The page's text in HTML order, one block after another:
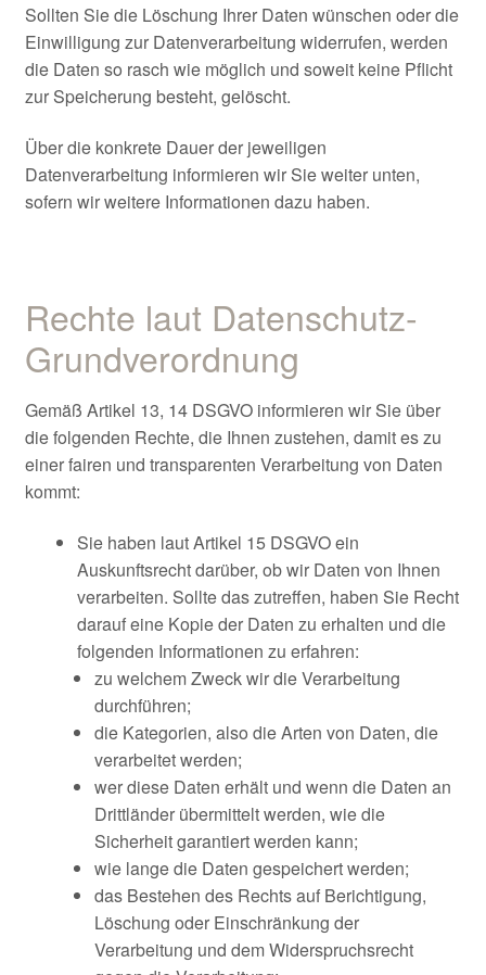
Sollten Sie die Löschung Ihrer Daten wünschen oder die
Einwilligung zur Datenverarbeitung widerrufen, werden
die Daten so rasch wie möglich und soweit keine Pflicht
zur Speicherung besteht, gelöscht.
Über die konkrete Dauer der jeweiligen
Datenverarbeitung informieren wir Sie weiter unten,
sofern wir weitere Informationen dazu haben.
Rechte laut Datenschutz-
Grundverordnung
Gemäß Artikel 13, 14 DSGVO informieren wir Sie über
die folgenden Rechte, die Ihnen zustehen, damit es zu
einer fairen und transparenten Verarbeitung von Daten
kommt:
Sie haben laut Artikel 15 DSGVO ein
Auskunftsrecht darüber, ob wir Daten von Ihnen
verarbeiten. Sollte das zutreffen, haben Sie Recht
darauf eine Kopie der Daten zu erhalten und die
folgenden Informationen zu erfahren:
zu welchem Zweck wir die Verarbeitung
durchführen;
die Kategorien, also die Arten von Daten, die
verarbeitet werden;
wer diese Daten erhält und wenn die Daten an
Drittländer übermittelt werden, wie die
Sicherheit garantiert werden kann;
wie lange die Daten gespeichert werden;
das Bestehen des Rechts auf Berichtigung,
Löschung oder Einschränkung der
Verarbeitung und dem Widerspruchsrecht